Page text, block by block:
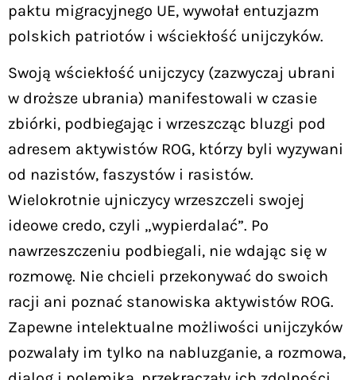
paktu migracyjnego UE, wywołał entuzjazm
polskich patriotów i wściekłość unijczyków.
Swoją wściekłość unijczycy (zazwyczaj ubrani
w droższe ubrania) manifestowali w czasie
zbiórki, podbiegając i wrzeszcząc bluzgi pod
adresem aktywistów ROG, którzy byli wyzywani
od nazistów, faszystów i rasistów.
Wielokrotnie ujniczycy wrzeszczeli swojej
ideowe credo, czyli „wypierdalać”. Po
nawrzeszczeniu podbiegali, nie wdając się w
rozmowę. Nie chcieli przekonywać do swoich
racji ani poznać stanowiska aktywistów ROG.
Zapewne intelektualne możliwości unijczyków
pozwalały im tylko na nabluzganie, a rozmowa,